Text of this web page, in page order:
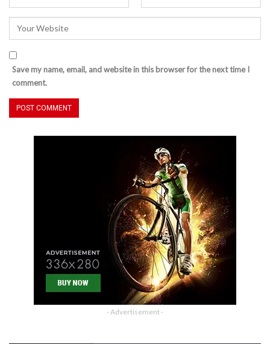
Save my name, email, and website in this browser for the next time I
comment.
- Advertisement -